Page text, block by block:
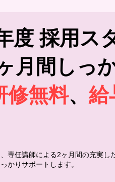
度 採用ス
月間しっ
修無料、 給
専任講師による2ヶ月間の充実し
かりサポートします。